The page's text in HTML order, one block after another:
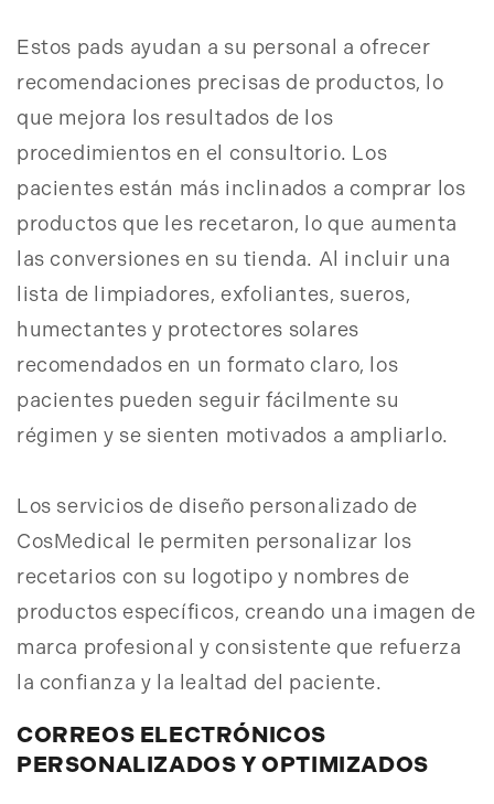
Estos pads ayudan a su personal a ofrecer
recomendaciones precisas de productos, lo
que mejora los resultados de los
procedimientos en el consultorio. Los
pacientes están más inclinados a comprar los
productos que les recetaron, lo que aumenta
las conversiones en su tienda. Al incluir una
lista de limpiadores, exfoliantes, sueros,
humectantes y protectores solares
recomendados en un formato claro, los
pacientes pueden seguir fácilmente su
régimen y se sienten motivados a ampliarlo.
Los servicios de diseño personalizado de
CosMedical le permiten personalizar los
recetarios con su logotipo y nombres de
productos específicos, creando una imagen de
marca profesional y consistente que refuerza
la confianza y la lealtad del paciente.
CORREOS ELECTRÓNICOS
PERSONALIZADOS Y OPTIMIZADOS